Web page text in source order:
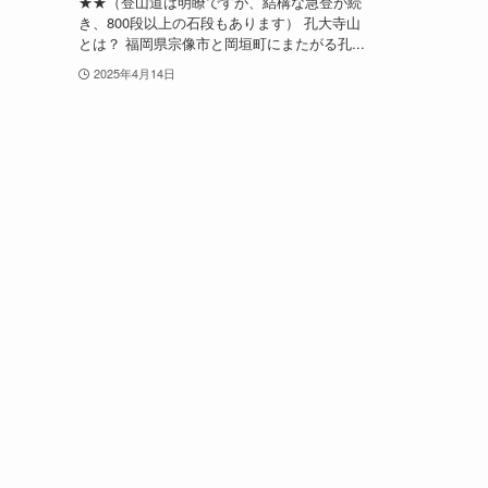
き、800段以上の石段もあります） 孔大寺山
とは？ 福岡県宗像市と岡垣町にまたがる孔...
2025年4月14日